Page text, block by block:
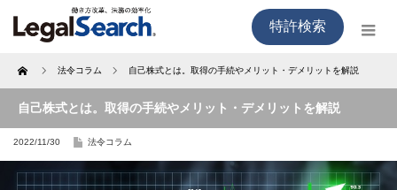
特許検索
Home 法令コラム 自己株式とは。取得の手続やメリット・デメリットを解説
自己株式とは。取得の手続やメリット・デメリットを解説
2022/11/30 法令コラム